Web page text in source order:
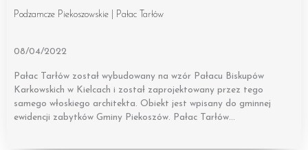
Podzamcze Piekoszowskie | Pałac Tarłów
08/04/2022
Pałac Tarłów został wybudowany na wzór Pałacu Biskupów
Karkowskich w Kielcach i został zaprojektowany przez tego
samego włoskiego architekta. Obiekt jest wpisany do gminnej
ewidencji zabytków Gminy Piekoszów. Pałac Tarłów…